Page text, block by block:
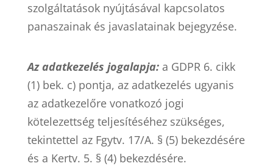
szolgáltatások nyújtásával kapcsolatos
panaszainak és javaslatainak bejegyzése.
Az adatkezelés jogalapja:a GDPR 6. cikk
(1) bek. c) pontja, az adatkezelés ugyanis
az adatkezelőre vonatkozó jogi
kötelezettség teljesítéséhez szükséges,
tekintettel az Fgytv. 17/A. § (5) bekezdésére
és a Kertv. 5. § (4) bekezdésére.